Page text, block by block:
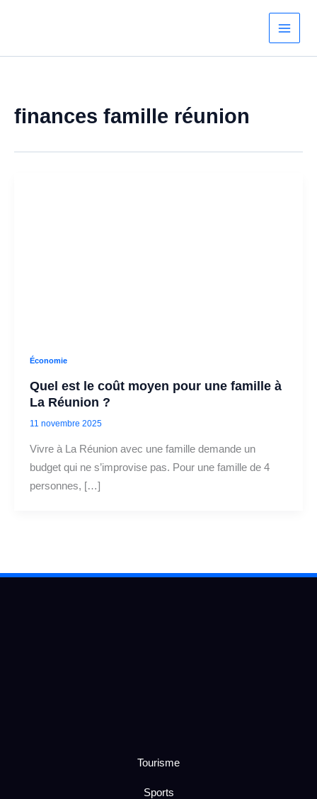
finances famille réunion
Économie
Quel est le coût moyen pour une famille à
La Réunion ?
11 novembre 2025
Vivre à La Réunion avec une famille demande un
budget qui ne s’improvise pas. Pour une famille de 4
personnes, […]
Tourisme
Sports